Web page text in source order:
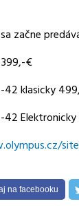
začne
€
42 klasicky
42
na facebooku